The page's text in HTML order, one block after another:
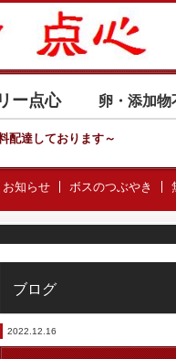
リー点心 卵・添加
配達しております～
お知らせ ボスのつぶやき
ブログ
2022.12.16